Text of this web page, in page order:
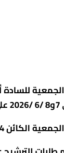
للسادة
.
4 شارع ماهر باشا امام قسم الوايلى بالقاهرة.